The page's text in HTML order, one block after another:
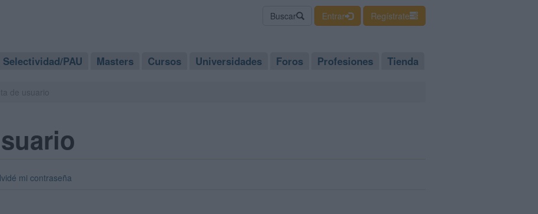
Buscar Entrar Regístrate
Selectividad/PAU Masters Cursos Universidades Foros Profesiones Tienda
mi contraseña